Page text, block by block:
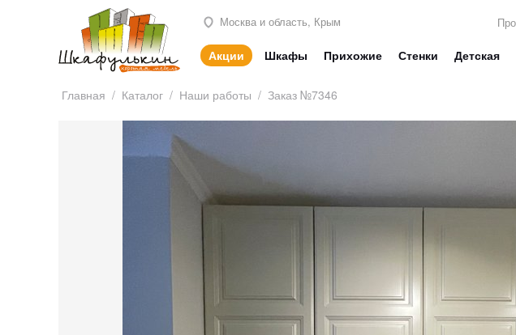
Москва и область, Крым
Акции Шкафы Прихожие Стенки Детская
Главная / Каталог / Наши работы / Заказ №7346